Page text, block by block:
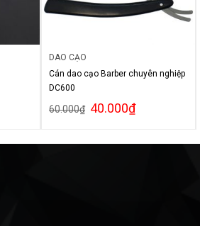
DAO CẠO
Cán dao cạo Barber chuyên nghiệp
DC600
60.000₫ 40.000₫